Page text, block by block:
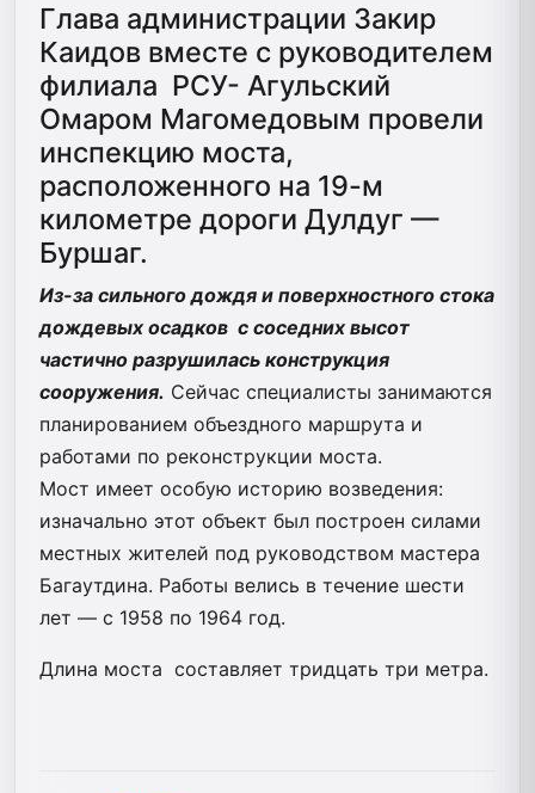
Глава администрации Закир
Каидов вместе с руководителем
филиала РСУ- Агульский
Омаром Магомедовым провели
инспекцию моста,
расположенного на 19-м
километре дороги Дулдуг —
Буршаг.
Из-за сильного дождя и поверхностного стока
дождевых осадков с соседних высот
частично разрушилась конструкция
сооружения. Сейчас специалисты занимаются
планированием объездного маршрута и
работами по реконструкции моста.
Мост имеет особую историю возведения:
изначально этот объект был построен силами
местных жителей под руководством мастера
Багаутдина. Работы велись в течение шести
лет — с 1958 по 1964 год.
Длина моста составляет тридцать три метра.